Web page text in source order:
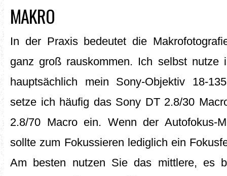
MAKRO
In der Praxis bedeutet die
ganz groß rauskommen. Ich selbst nutze
hauptsächlich mein Sony-Objektiv 18-
setze ich häufig das Sony DT 2.8/30
2.8/70 Macro ein. Wenn der Autofokus-
sollte zum Fokussieren lediglich ein
Am besten nutzen Sie das mittlere, es